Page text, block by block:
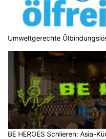
Umweltgerechte
BE HEROES Schlieren: Asia-